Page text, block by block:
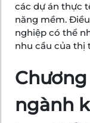
các dự án thực
năng mềm.
nghiệp có thể
nhu cầu của thị
ngành